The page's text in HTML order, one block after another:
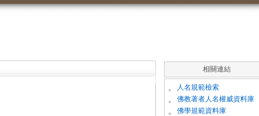
相關連結
。 人名規範檢索
。 佛教著者人名權威資料庫
。 佛學規範資料庫